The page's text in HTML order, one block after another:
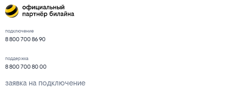
подключение
8 800 700 86 90
поддержка
8 800 700 80 00
заявка на подключение